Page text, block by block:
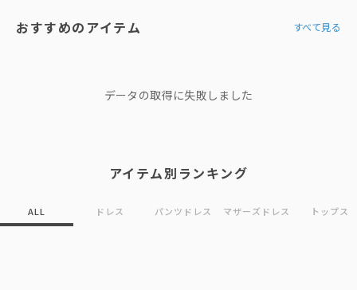
おすすめのアイテム すべて見る
データの取得に失敗しました
アイテム別ランキング
ALL ドレス パンツドレス マザーズドレス トップス